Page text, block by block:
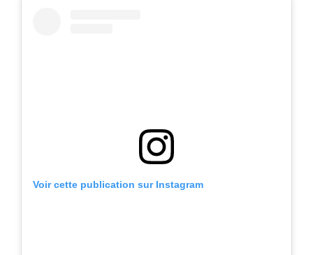
Voir cette publication sur Instagram